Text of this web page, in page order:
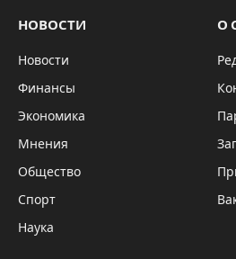
НОВОСТИ
Новости
Финансы
Экономика
Мнения
Общество
Спорт
Наука
О